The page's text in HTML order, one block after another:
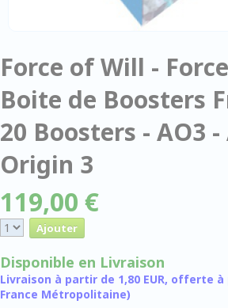
Force of Will -
Boite de Boosters
20 Boosters - AO3
Origin 3
119,00 €
Disponible en Livraison
Livraison à partir de 1,80 EUR, offerte
France Métropolitaine)